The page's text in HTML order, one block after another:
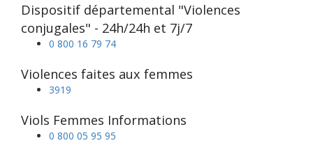
Dispositif départemental "Violences
conjugales" - 24h/24h et 7j/7
0 800 16 79 74
Violences faites aux femmes
3919
Viols Femmes Informations
0 800 05 95 95